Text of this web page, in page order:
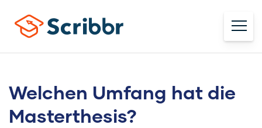
Welchen Umfang hat die
Masterthesis?